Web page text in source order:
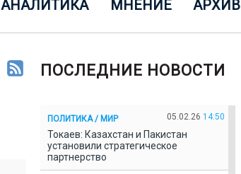
АНАЛИТИКА МНЕНИЕ АРХИВ
ПОСЛЕДНИЕ НОВОСТИ
ПОЛИТИКА / МИР 05.02.26 14:50
Токаев: Казахстан и Пакистан
установили стратегическое
партнерство